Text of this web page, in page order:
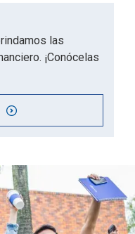
las
¡Conócelas